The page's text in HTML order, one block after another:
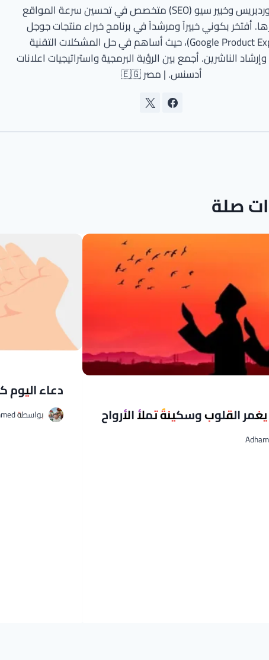
مطور ووردبريس وخبير سيو (SEO) متخصص في تحسين سرعة المواقع
أفتخر بكوني خبيراً ومرشداً في برنامج خبراء منتجات جوجل
(Google Product Experts)، حيث أساهم في حل المشكلات التقنية
الناشرين. أجمع بين الرؤية البرمجية واستراتيجيات اعلانات
أدسنس. | مصر 🇪🇬
صلة
القلوب وسكينةٌ تملأ الأرواح
دعاء اليوم
بواسطة